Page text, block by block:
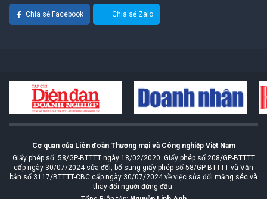
Chia sẻ Facebook Chia sẻ Zalo
Cơ quan của Liên đoàn Thương mại và Công nghiệp Việt Nam
Giấy phép số: 58/GP-BTTTT ngày 18/02/2020. Giấy phép số 208/GP-BTTTT
cấp ngày 30/07/2024 sửa đổi, bổ sung giấy phép số 58/GP-BTTTT và Văn
bản số 3117/BTTTT-CBC cấp ngày 30/07/2024 về việc sửa đổi măng séc và
thay đổi người đứng đầu.